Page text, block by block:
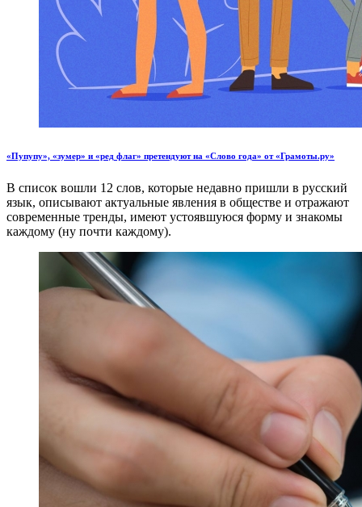
«Пупупу», «зумер» и «ред флаг» претендуют на «Слово года» от «Грамоты.ру»
В список вошли 12 слов, которые недавно пришли в русский
язык, описывают актуальные явления в обществе и отражают
современные тренды, имеют устоявшуюся форму и знакомы
каждому (ну почти каждому).